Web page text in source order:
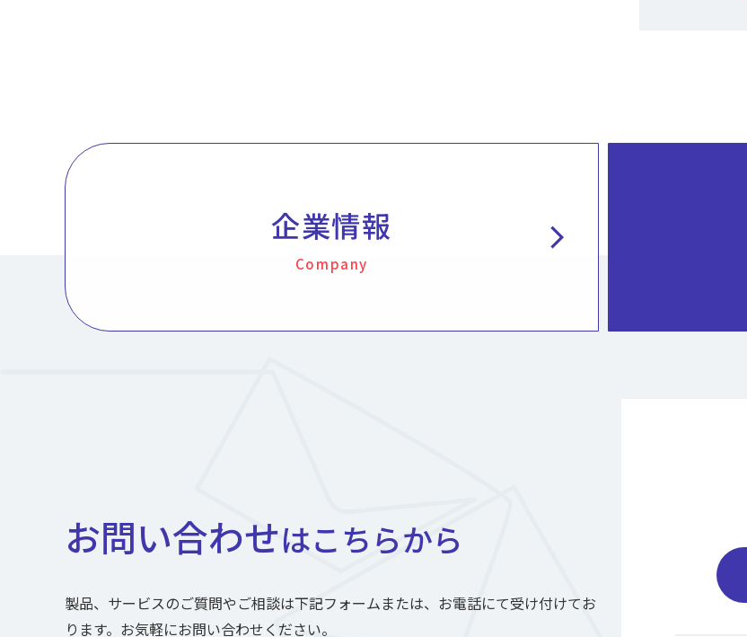
企業情報
Company chevron_right
お問い合わせはこちらから
製品、サービスのご質問やご相談は下記フォームまたは、お電話にて受け付けてお
ります。お気軽にお問い合わせください。